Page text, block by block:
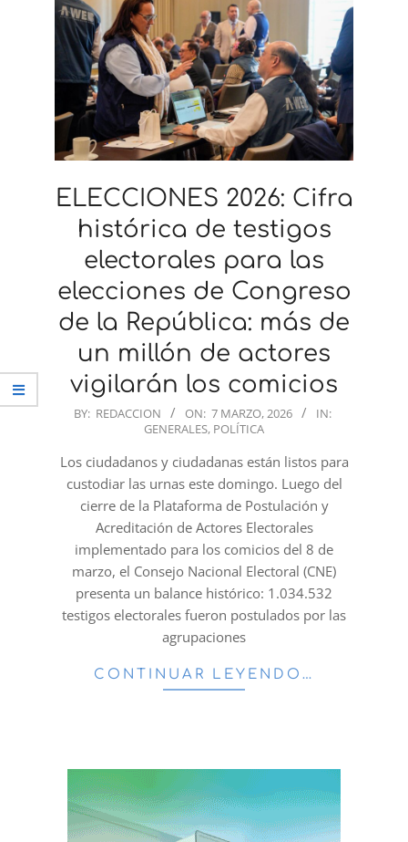
ELECCIONES 2026: Cifra
histórica de testigos
electorales para las
elecciones de Congreso
de la República: más de
un millón de actores
vigilarán los comicios
2026-
07
BY: REDACCION ON: 7 MARZO, 2026
IN:
GENERALES, POLÍTICA
Los ciudadanos y ciudadanas están listos para
custodiar las urnas este domingo. Luego del
cierre de la Plataforma de Postulación y
Acreditación de Actores Electorales
implementado para los comicios del 8 de
marzo, el Consejo Nacional Electoral (CNE)
presenta un balance histórico: 1.034.532
testigos electorales fueron postulados por las
agrupaciones
CONTINUAR LEYENDO…